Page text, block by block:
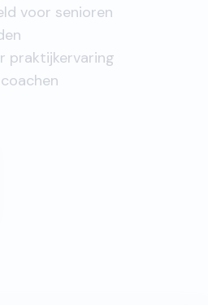
voor senioren
praktijkervaring